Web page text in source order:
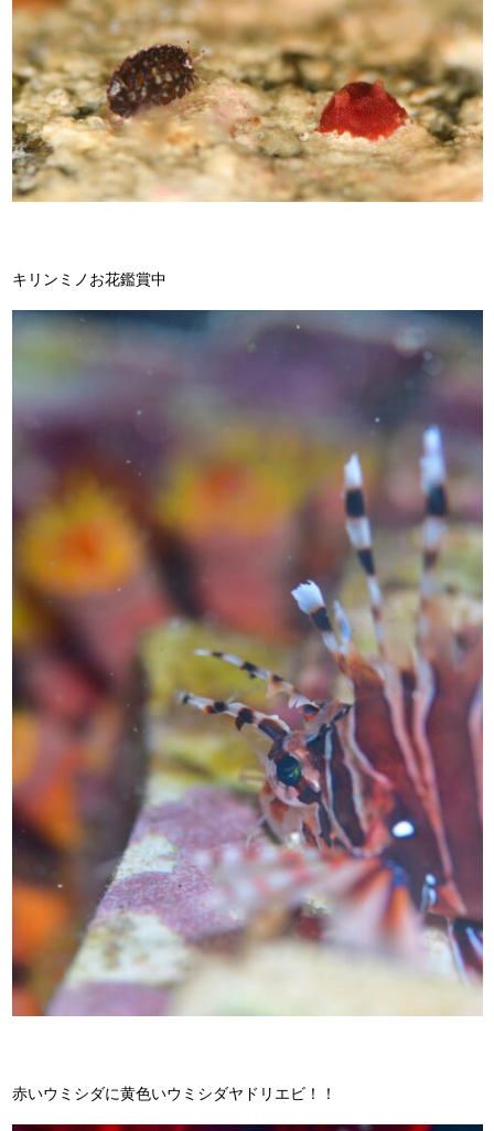
キリンミノお花鑑賞中
赤いウミシダに黄色いウミシダヤドリエビ！！